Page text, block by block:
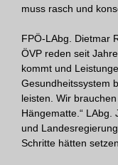
muss rasch und
FPÖ-LAbg. Dietmar
ÖVP reden seit
kommt und
Gesundheitssystem
leisten. Wir
Hängematte.“ LAbg.
und
Schritte hätten